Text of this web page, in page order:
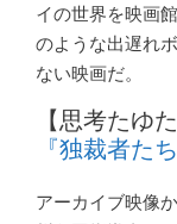
イの世界を映画
のような出遅れ
ない映画だ。
【思考たゆ
『独裁者た
アーカイブ映像